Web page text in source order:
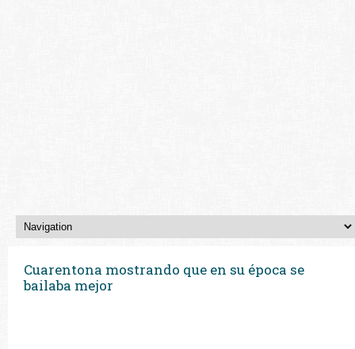
Cuarentona mostrando que en su época se
bailaba mejor